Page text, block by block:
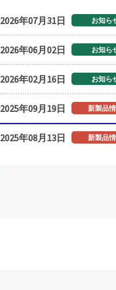
2026年07月31日 お知ら
2026年06月02日 お知ら
2026年02月16日 お知ら
2025年09月19日 新製品
2025年08月13日 新製品